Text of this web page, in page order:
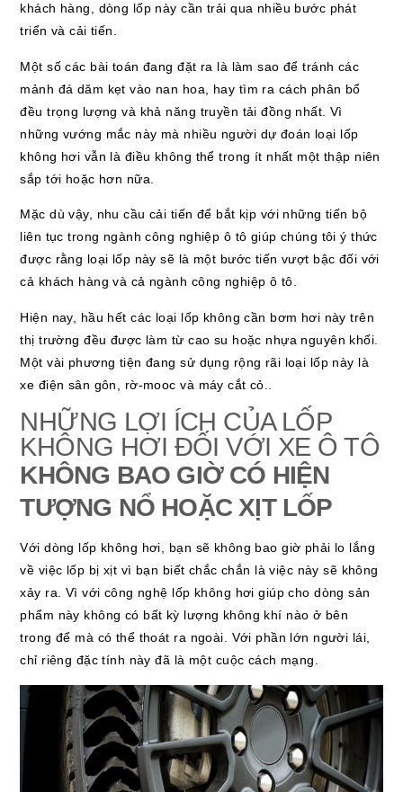
khách hàng, dòng lốp này cần trải qua nhiều bước phát
triển và cải tiến.
Một số các bài toán đang đặt ra là làm sao để tránh các
mảnh đá dăm kẹt vào nan hoa, hay tìm ra cách phân bổ
đều trọng lượng và khả năng truyền tải đồng nhất. Vì
những vướng mắc này mà nhiều người dự đoán loại lốp
không hơi vẫn là điều không thể trong ít nhất một thập niên
sắp tới hoặc hơn nữa.
Mặc dù vậy, nhu cầu cải tiến để bắt kịp với những tiến bộ
liên tục trong ngành công nghiệp ô tô giúp chúng tôi ý thức
được rằng loại lốp này sẽ là một bước tiến vượt bậc đối với
cả khách hàng và cả ngành công nghiệp ô tô.
Hiện nay, hầu hết các loại lốp không cần bơm hơi này trên
thị trường đều được làm từ cao su hoặc nhựa nguyên khối.
Một vài phương tiện đang sử dụng rộng rãi loại lốp này là
xe điện sân gôn, rờ-mooc và máy cắt cỏ..
NHỮNG LỢI ÍCH CỦA LỐP
KHÔNG HƠI ĐỐI VỚI XE Ô TÔ
KHÔNG BAO GIỜ CÓ HIỆN
TƯỢNG NỔ HOẶC XỊT LỐP
Với dòng lốp không hơi, bạn sẽ không bao giờ phải lo lắng
về việc lốp bị xịt vì bạn biết chắc chắn là việc này sẽ không
xảy ra. Vì với công nghệ lốp không hơi giúp cho dòng sản
phẩm này không có bất kỳ lượng không khí nào ở bên
trong để mà có thể thoát ra ngoài. Với phần lớn người lái,
chỉ riêng đặc tính này đã là một cuộc cách mạng.